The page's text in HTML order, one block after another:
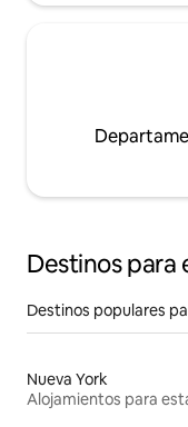
Destinos para
Destinos populares
Nueva York